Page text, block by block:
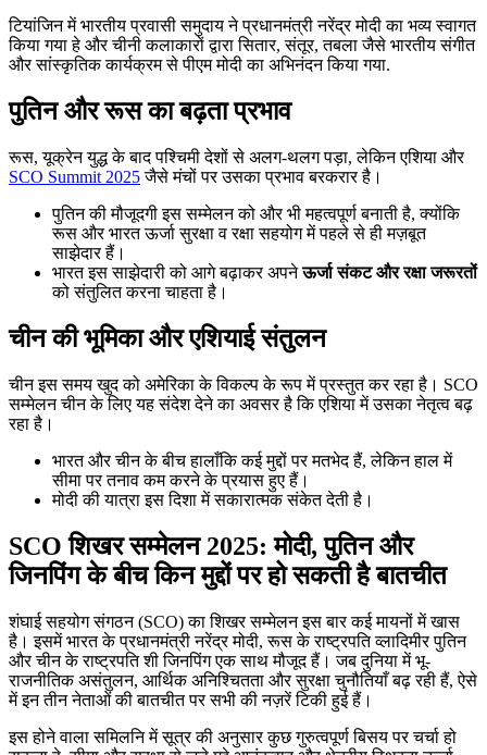
टियांजिन में भारतीय प्रवासी समुदाय ने प्रधानमंत्री नरेंद्र मोदी का भव्य स्वागत
किया गया हे और चीनी कलाकारों द्वारा सितार, संतूर, तबला जैसे भारतीय संगीत
और सांस्कृतिक कार्यक्रम से पीएम मोदी का अभिनंदन किया गया.
पुतिन और रूस का बढ़ता प्रभाव
रूस, यूक्रेन युद्ध के बाद पश्चिमी देशों से अलग-थलग पड़ा, लेकिन एशिया और
SCO Summit 2025जैसे मंचों पर उसका प्रभाव बरकरार है।
पुतिन की मौजूदगी इस सम्मेलन को और भी महत्वपूर्ण बनाती है, क्योंकि
रूस और भारत ऊर्जा सुरक्षा व रक्षा सहयोग में पहले से ही मज़बूत
साझेदार हैं।
भारत इस साझेदारी को आगे बढ़ाकर अपनेऊर्जा संकट और रक्षा जरूरतों
को संतुलित करना चाहता है।
चीन की भूमिका और एशियाई संतुलन
चीन इस समय खुद को अमेरिका के विकल्प के रूप में प्रस्तुत कर रहा है। SCO
सम्मेलन चीन के लिए यह संदेश देने का अवसर है कि एशिया में उसका नेतृत्व बढ़
रहा है।
भारत और चीन के बीच हालाँकि कई मुद्दों पर मतभेद हैं, लेकिन हाल में
सीमा पर तनाव कम करने के प्रयास हुए हैं।
मोदी की यात्रा इस दिशा में सकारात्मक संकेत देती है।
SCO शिखर सम्मेलन 2025: मोदी, पुतिन और
जिनपिंग के बीच किन मुद्दों पर हो सकती है बातचीत
शंघाई सहयोग संगठन (SCO) का शिखर सम्मेलन इस बार कई मायनों में खास
है। इसमें भारत के प्रधानमंत्री नरेंद्र मोदी, रूस के राष्ट्रपति व्लादिमीर पुतिन
और चीन के राष्ट्रपति शी जिनपिंग एक साथ मौजूद हैं। जब दुनिया में भू-
राजनीतिक असंतुलन, आर्थिक अनिश्चितता और सुरक्षा चुनौतियाँ बढ़ रही हैं, ऐसे
में इन तीन नेताओं की बातचीत पर सभी की नज़रें टिकी हुई हैं।
इस होने वाला समिलनि में सूत्र की अनुसार कुछ गुरुत्वपूर्ण बिसय पर चर्चा हो